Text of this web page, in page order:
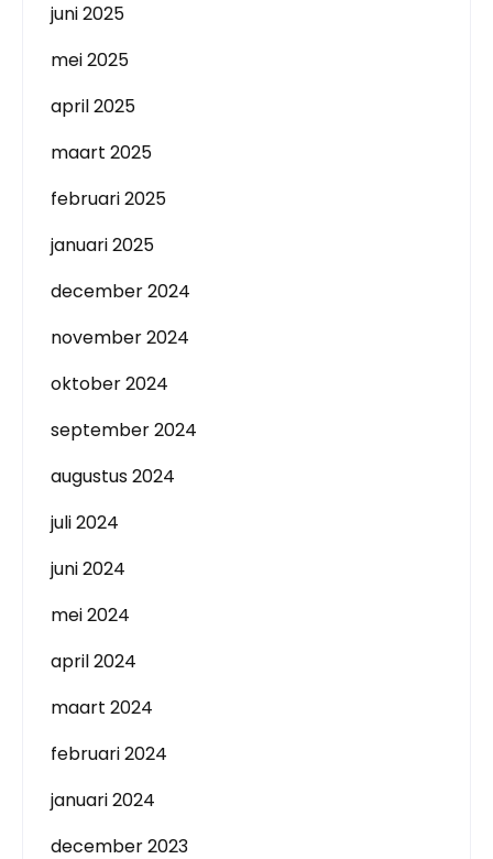
juni 2025
mei 2025
april 2025
maart 2025
februari 2025
januari 2025
december 2024
november 2024
oktober 2024
september 2024
augustus 2024
juli 2024
juni 2024
mei 2024
april 2024
maart 2024
februari 2024
januari 2024
december 2023